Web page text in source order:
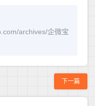
archives/企微宝
下一篇